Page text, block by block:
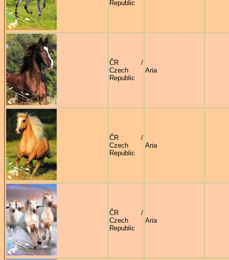
Republic
ČR /
Czech
Republic
Aria
ČR /
Czech
Republic
Aria
ČR /
Czech
Republic
Aria